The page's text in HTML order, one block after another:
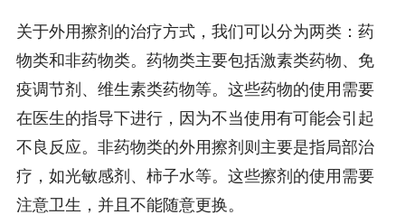
关于外用擦剂的治疗方式，我们可以分为两类：药
物类和非药物类。药物类主要包括激素类药物、免
疫调节剂、维生素类药物等。这些药物的使用需要
在医生的指导下进行，因为不当使用有可能会引起
不良反应。非药物类的外用擦剂则主要是指局部治
疗，如光敏感剂、柿子水等。这些擦剂的使用需要
注意卫生，并且不能随意更换。